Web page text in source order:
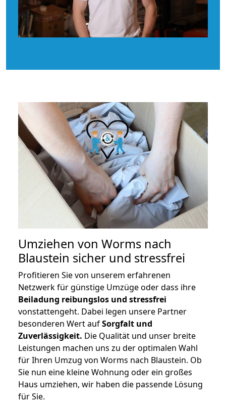
Umziehen von Worms nach
Blaustein sicher und stressfrei
Profitieren Sie von unserem erfahrenen
Netzwerk für günstige Umzüge oder dass ihre
Beiladung reibungslos und stressfrei
vonstattengeht. Dabei legen unsere Partner
besonderen Wert aufSorgfalt und
Zuverlässigkeit. Die Qualität und unser breite
Leistungen machen uns zu der optimalen Wahl
für Ihren Umzug von Worms nach Blaustein. Ob
Sie nun eine kleine Wohnung oder ein großes
Haus umziehen, wir haben die passende Lösung
für Sie.